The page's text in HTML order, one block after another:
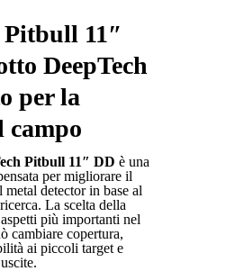
Pitbull 11″
DeepTech
per la
campo
Pitbull 11″ DD è una
per migliorare il
detector in base al
La scelta della
più importanti nel
cambiare copertura,
ai piccoli target e